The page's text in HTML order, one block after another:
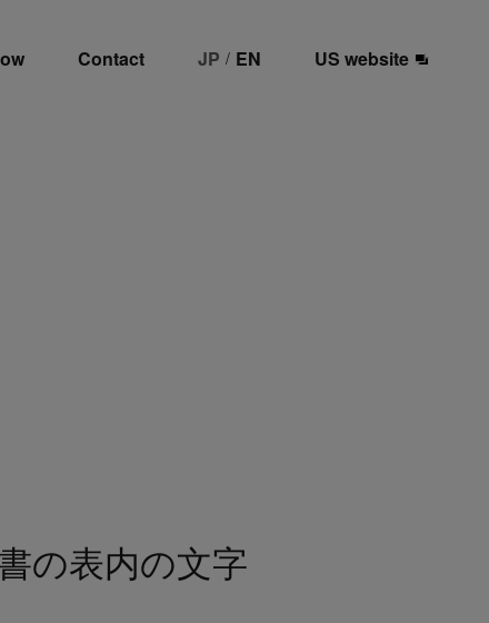
Contact JP / EN US website
の表内の文字